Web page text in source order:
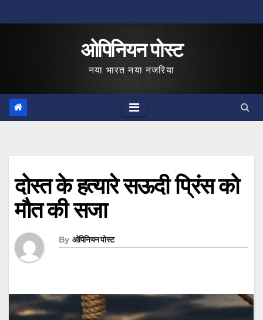
to
ओपिनियन पोस्ट
नया भारत नया नजरिया
दोस्त के हत्यारे सऊदी प्रिंस को
मौत की सजा
By ओपिनियन पोस्ट